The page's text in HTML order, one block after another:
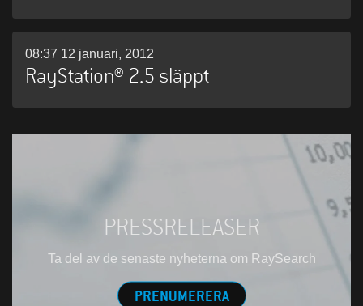
08:37 12 januari, 2012
RayStation® 2.5 släppt
PRESSRELEASER
Ta del av de senaste nyheterna om RaySearch
PRENUMERERA